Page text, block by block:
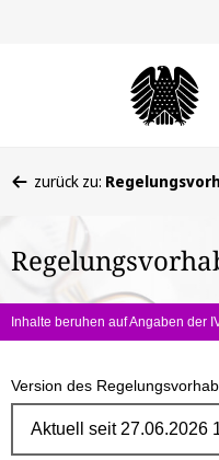
befinden
hier:
zurück zu:
Inhalte beruhen auf Angaben der
Version des